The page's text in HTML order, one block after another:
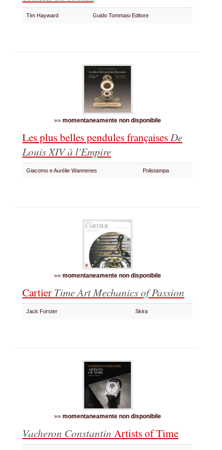
Tim Hayward Guido Tommasi Editore
»» momentaneamente non disponibile
Les plus belles pendules françaisesDe
Louis XIV à l'Empire
Giacomo e Aurélie Wannenes Polistampa
»» momentaneamente non disponibile
Cartier Time Art Mechanics of Passion
Jack Forster Skira
»» momentaneamente non disponibile
Vacheron Constantin Artists of Time